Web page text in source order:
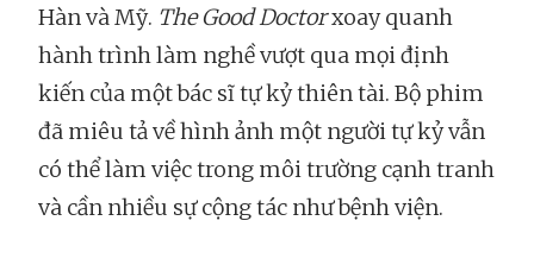
Hàn và Mỹ. The Good Doctorxoay quanh
hành trình làm nghề vượt qua mọi định
kiến của một bác sĩ tự kỷ thiên tài. Bộ phim
đã miêu tả về hình ảnh một người tự kỷ vẫn
có thể làm việc trong môi trường cạnh tranh
và cần nhiều sự cộng tác như bệnh viện.